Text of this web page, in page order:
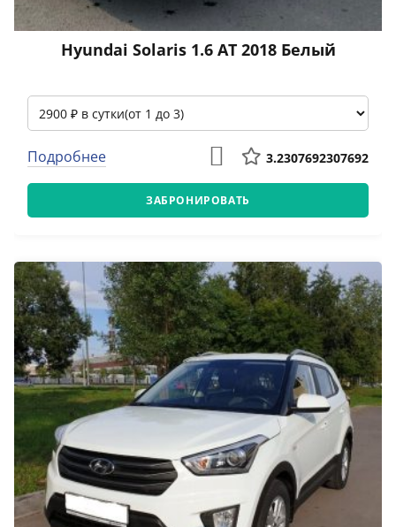
Hyundai Solaris 1.6 АТ 2018 Белый
Подробнее 3.2307692307692
ЗАБРОНИРОВАТЬ